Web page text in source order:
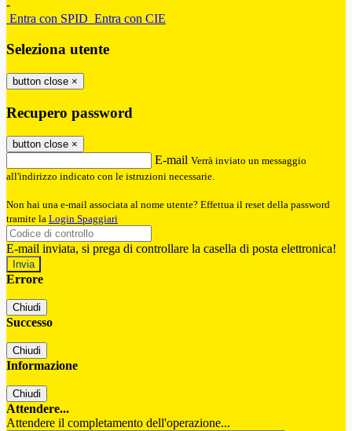
-
Entra con SPID Entra con CIE
Seleziona utente
button close ×
Recupero password
button close ×
E-mail Verrà inviato un messaggio
all'indirizzo indicato con le istruzioni necessarie.
Non hai una e-mail associata al nome utente? Effettua il reset della password
tramite la Login Spaggiari
E-mail inviata, si prega di controllare la casella di posta elettronica!
Errore
Chiudi
Successo
Chiudi
Informazione
Chiudi
Attendere...
Attendere il completamento dell'operazione...